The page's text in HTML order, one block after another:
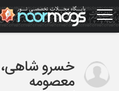
Skip
to
main
خسرو شاهی،
معصومه